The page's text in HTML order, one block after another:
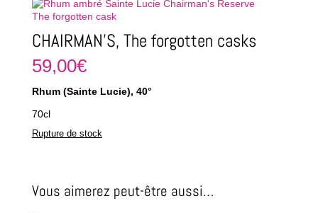
CHAIRMAN’S, The forgotten casks
59,00€
Rhum (Sainte Lucie), 40°
70cl
Rupture de stock
Vous aimerez peut-être aussi…